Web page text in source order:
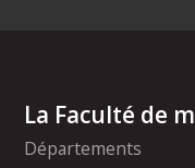
La Faculté de
Départements